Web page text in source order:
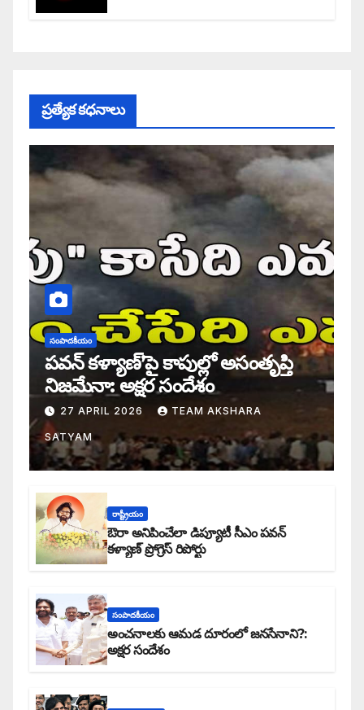
ప్రత్యేక కధనాలు
సంపాదకీయం
పవన్ కళ్యాణ్’పై కాపుల్లో అసంతృప్తి
నిజమేనా: అక్షర సందేశం
27 APRIL 2026 TEAM AKSHARA
SATYAM
రాష్ట్రీయం
ఔరా అనిపించేలా డిప్యూటీ సీఎం పవన్
కళ్యాణ్ ప్రోగ్రెస్ రిపోర్టు
సంపాదకీయం
అంచనాలకు ఆమడ దూరంలో జనసేనాని?:
అక్షర సందేశం